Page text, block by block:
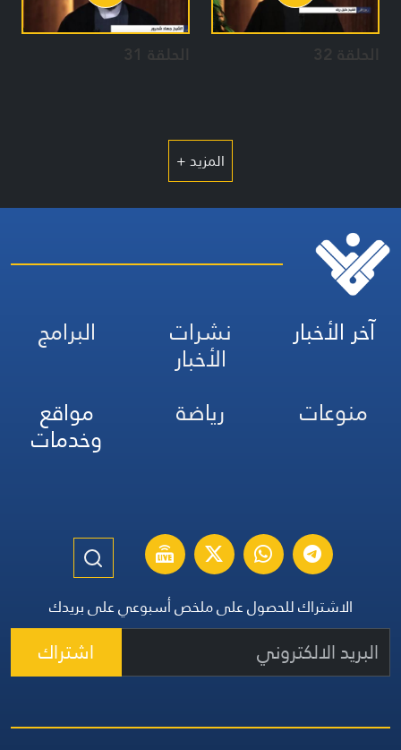
الحلقة 32 الحلقة 31
المزيد +
آخر الأخبار نشرات
الأخبار
البرامج
منوعات
رياضة مواقع
وخدمات
الاشتراك للحصول على ملخص أسبوعي على بريدك
اشتراك